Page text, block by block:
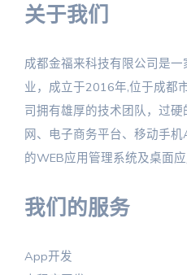
关于我们
成都金福来科技有限公司是
业，成立于2016年,位于成都
司拥有雄厚的技术团队，过
网、电子商务平台、移动手
的WEB应用管理系统及桌面
我们的服务
App开发